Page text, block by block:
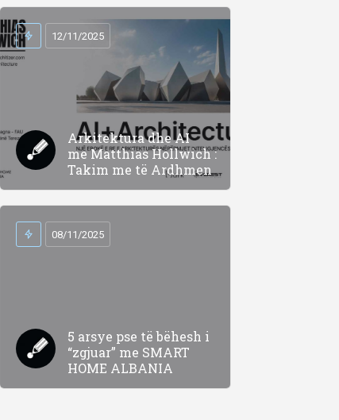
Arkitektura dhe AI
me Matthias Hollwich :
Takim me të Ardhmen
12/11/2025
5 arsye pse të bëhesh i
“zgjuar” me SMART
HOME ALBANIA
08/11/2025